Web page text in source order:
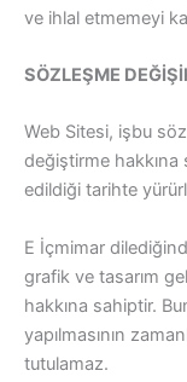
ve ihlal etmemeyi
SÖZLEŞME
Web Sitesi, işbu
değiştirme hakkına
edildiği tarihte
E İçmimar
grafik ve tasarım
hakkına sahiptir.
yapılmasının
tutulamaz.